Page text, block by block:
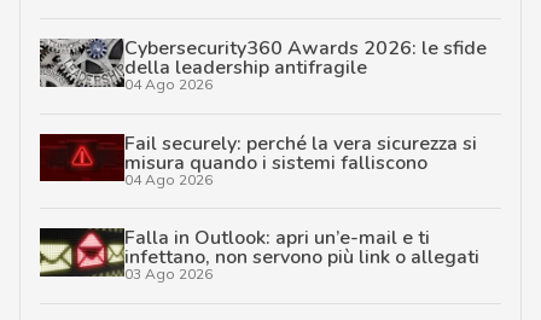
Cybersecurity360 Awards 2026: le sfide
della leadership antifragile
04 Ago 2026
Fail securely: perché la vera sicurezza si
misura quando i sistemi falliscono
04 Ago 2026
Falla in Outlook: apri un’e-mail e ti
infettano, non servono più link o allegati
03 Ago 2026